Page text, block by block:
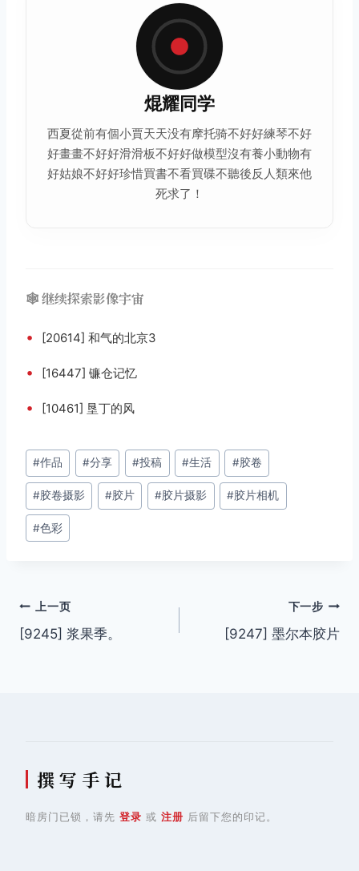
焜耀同学
西夏從前有個小賈天天没有摩托骑不好好練琴不好
好畫畫不好好滑滑板不好好做模型沒有養小動物有
好姑娘不好好珍惜買書不看買碟不聽後反人類來他
死求了！
🕸️ 继续探索影像宇宙
• [20614] 和气的北京3
• [16447] 镰仓记忆
• [10461] 垦丁的风
文
章
标
签：
#作品 #分享 #投稿 #生活 #胶卷
#胶卷摄影 #胶片 #胶片摄影 #胶片相机
#色彩
文
章
上一页
[9245] 浆果季。
下一步
[9247] 墨尔本胶片
撰 写 手 记
暗房门已锁，请先 登录 或 注册 后留下您的印记。